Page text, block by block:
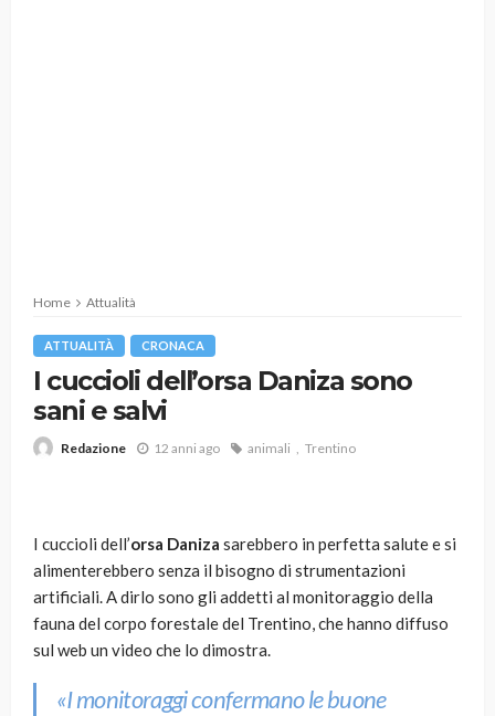
Home Attualità
ATTUALITÀ CRONACA
I cuccioli dell’orsa Daniza sono
sani e salvi
Redazione 12 anni ago animali Trentino
I cuccioli dell’orsa Daniza sarebbero in perfetta salute e si
alimenterebbero senza il bisogno di strumentazioni
artificiali. A dirlo sono gli addetti al monitoraggio della
fauna del corpo forestale del Trentino, che hanno diffuso
sul web un video che lo dimostra.
«I monitoraggi confermano le buone